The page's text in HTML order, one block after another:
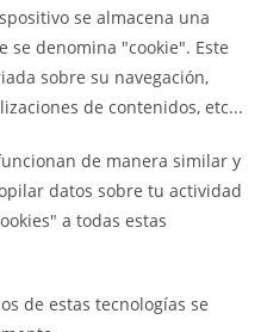
se almacena una
se denomina "cookie". Este
sobre su navegación,
de contenidos, etc...
de manera similar y
datos sobre tu actividad
a todas estas
de estas tecnologías se